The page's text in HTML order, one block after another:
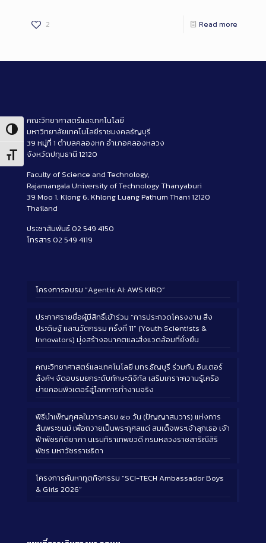
Toggle High Contrast
Toggle Font size
2 Read more
คณะวิทยาศาสตร์และเทคโนโลยี
มหาวิทยาลัยเทคโนโลยีราชมงคลธัญบุรี
39 หมู่ที่ 1 ตำบลคลองหก อำเภอคลองหลวง
จังหวัดปทุมธานี 12120
Faculty of Science and Technology,
Rajamangala University of Technology Thanyaburi
39 Moo 1, Klong 6, Khlong Luang Pathum Thani 12120
Thailand
ประชาสัมพันธ์ 02 549 4150
โทรสาร 02 549 4119
โครงการอบรม “Agentic AI: AWS KIRO”
ประกาศรายชื่อผู้มีสิทธิ์เข้าร่วม “การประกวดโครงงาน สิ่ง
ประดิษฐ์ และนวัตกรรม ครั้งที่ 11” (Youth Scientists &
Innovators) มุ่งสร้างอนาคตและสิ่งแวดล้อมที่ยั่งยืน
คณะวิทยาศาสตร์และเทคโนโลยี มทร.ธัญบุรี ร่วมกับ อินเตอร์
ลิ้งค์ฯ จัดอบรมยกระดับทักษะดิจิทัล เสริมเกราะความรู้เครือ
ข่ายคอมพิวเตอร์สู่โลกการทำงานจริง
พิธีบำเพ็ญกุศลในวาระครบ ๕๐ วัน (ปัญญาสมวาร) แห่งการ
สิ้นพระชนม์ เพื่อถวายเป็นพระกุศลแด่ สมเด็จพระเจ้าลูกเธอ เจ้า
ฟ้าพัชรกิติยาภา นเรนทิราเทพยวดี กรมหลวงราชสาริณีสิริ
พัชร มหาวัชรราชธิดา
โครงการค้นหาทูตกิจกรรม “SCI-TECH Ambassador Boys
& Girls 2026”